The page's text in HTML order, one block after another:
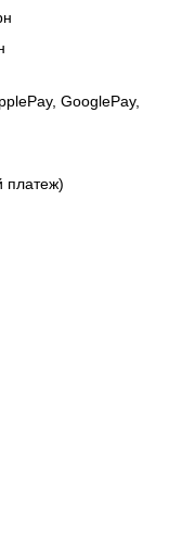
GooglePay,
платеж)